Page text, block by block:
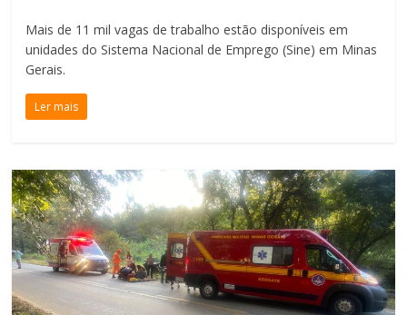
Mais de 11 mil vagas de trabalho estão disponíveis em
unidades do Sistema Nacional de Emprego (Sine) em Minas
Gerais.
Ler mais